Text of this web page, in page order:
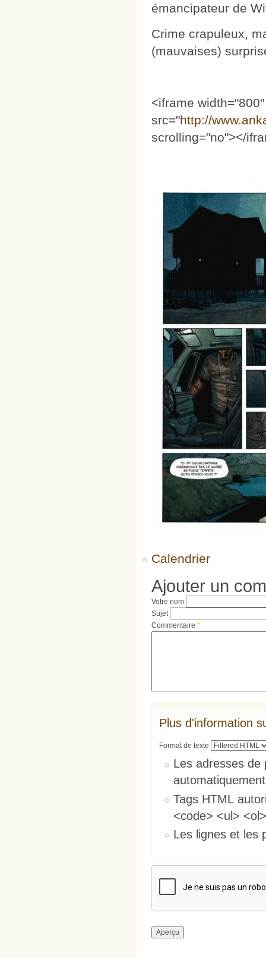
émancipateur de
Crime crapuleux,
(mauvaises)
<iframe
src="http://
scrolling="no"></
Calendrier
Ajouter un
Votre nom
Sujet
Commentaire *
Plus d'information
Format de texte
Les adresses de
Tags HTML
<code> <ul>
Les lignes et les